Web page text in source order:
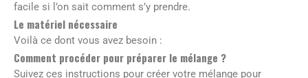
facile si l’on sait comment s’y prendre.
Le matériel nécessaire
Voilà ce dont vous avez besoin :
Comment procéder pour préparer le mélange ?
Suivez ces instructions pour créer votre mélange pour